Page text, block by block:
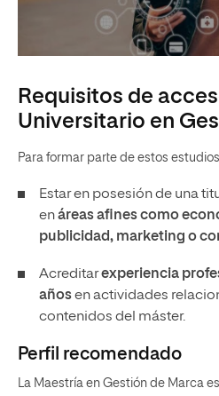
Requisitos de
Universitario en
Para formar parte de estos
Estar en posesión de una
enáreas afines como
publicidad, marketing o
Acreditarexperiencia
añosen actividades
contenidos del máster.
Perfil recomendado
La Maestría en Gestión de Marca